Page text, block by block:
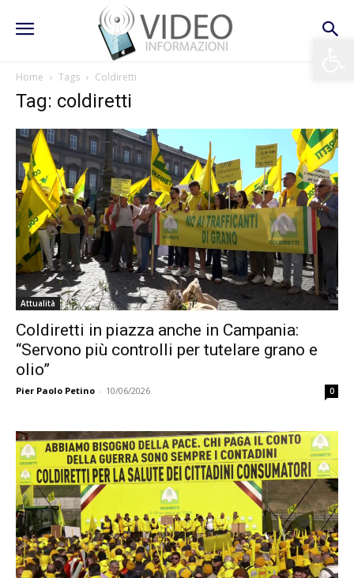
Home Tags Coldiretti
Tag: coldiretti
Attualità
Coldiretti in piazza anche in Campania:
“Servono più controlli per tutelare grano e
olio”
Pier Paolo Petino - 10/06/2026 0